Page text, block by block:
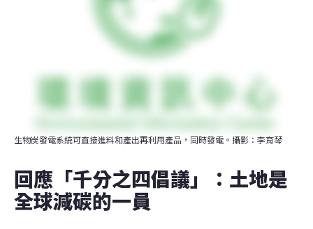
生物炭發電系統可直接進料和產出再利用產品，同時發電。攝影：李育琴
回應「千分之四倡議」：土地是
全球減碳的一員